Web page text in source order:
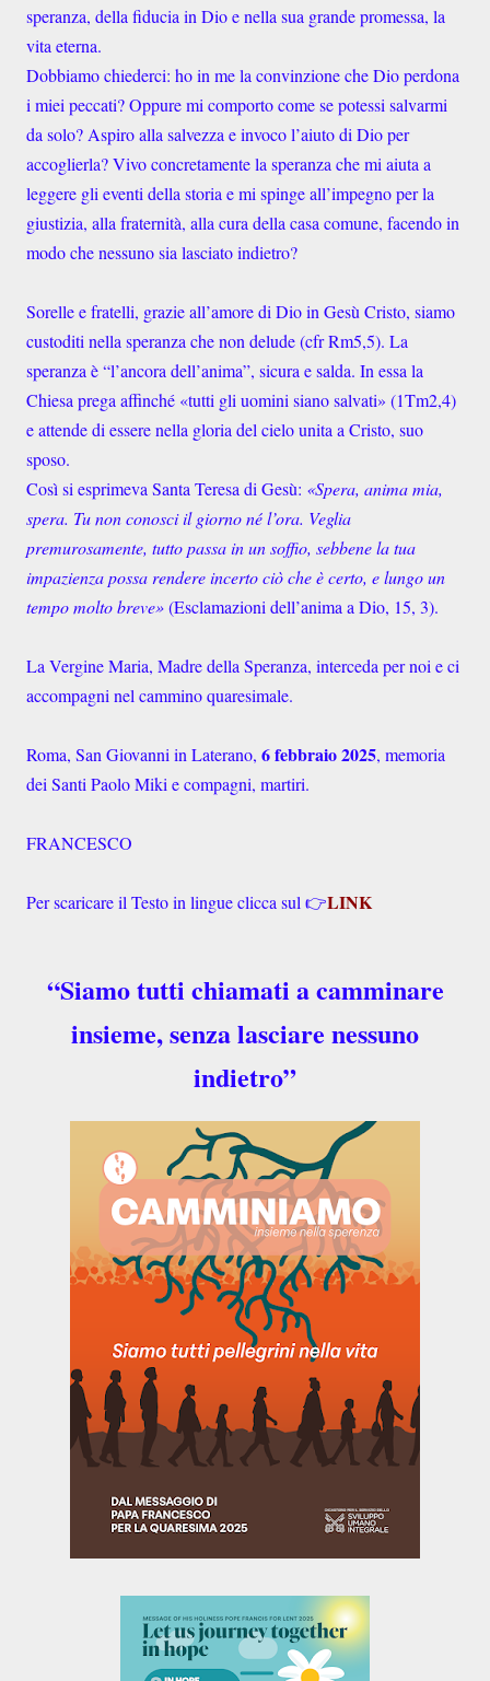
speranza, della fiducia in Dio e nella sua grande promessa, la
vita eterna.
Dobbiamo chiederci: ho in me la convinzione che Dio perdona
i miei peccati? Oppure mi comporto come se potessi salvarmi
da solo? Aspiro alla salvezza e invoco l’aiuto di Dio per
accoglierla? Vivo concretamente la speranza che mi aiuta a
leggere gli eventi della storia e mi spinge all’impegno per la
giustizia, alla fraternità, alla cura della casa comune, facendo in
modo che nessuno sia lasciato indietro?
Sorelle e fratelli, grazie all’amore di Dio in Gesù Cristo, siamo
custoditi nella speranza che non delude (cfr Rm5,5). La
speranza è “l’ancora dell’anima”, sicura e salda. In essa la
Chiesa prega affinché «tutti gli uomini siano salvati» (1Tm2,4)
e attende di essere nella gloria del cielo unita a Cristo, suo
sposo.
Così si esprimeva Santa Teresa di Gesù: «Spera, anima mia,
spera. Tu non conosci il giorno né l’ora. Veglia
premurosamente, tutto passa in un soffio, sebbene la tua
impazienza possa rendere incerto ciò che è certo, e lungo un
tempo molto breve»(Esclamazioni dell’anima a Dio, 15, 3).
La Vergine Maria, Madre della Speranza, interceda per noi e ci
accompagni nel cammino quaresimale.
Roma, San Giovanni in Laterano, 6 febbraio 2025, memoria
dei Santi Paolo Miki e compagni, martiri.
FRANCESCO
Per scaricare il Testo in lingue clicca sul 👉LINK
“Siamo tutti chiamati a camminare
insieme, senza lasciare nessuno
indietro”